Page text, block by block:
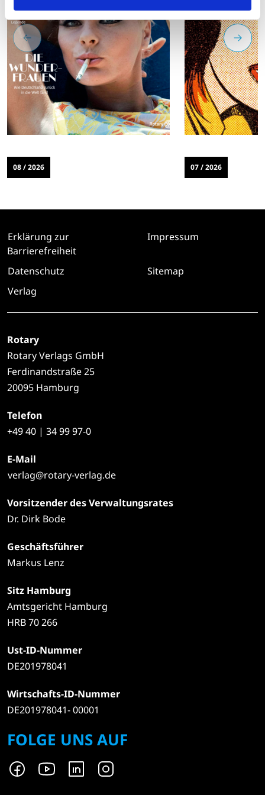
08 / 2026 07 / 2026
Erklärung zur
Barrierefreiheit
Impressum
Datenschutz
Sitemap
Verlag
Rotary
Rotary Verlags GmbH
Ferdinandstraße 25
20095 Hamburg
Telefon
+4940 | 34 99 97-0
E-Mail
verlag@rotary-verlag.de
Vorsitzender des Verwaltungsrates
Dr. Dirk Bode
Geschäftsführer
Markus Lenz
Sitz Hamburg
Amtsgericht Hamburg
HRB 70 266
Ust-ID-Nummer
DE201978041
Wirtschafts-ID-Nummer
DE201978041- 00001
FOLGE UNS AUF